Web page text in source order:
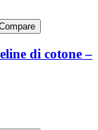
di cotone –